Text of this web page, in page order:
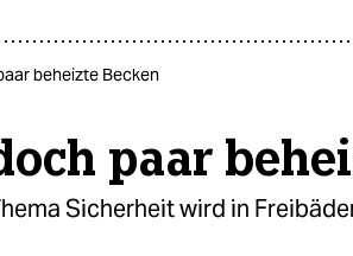
beheizte Becken
paar
Sicherheit wird in